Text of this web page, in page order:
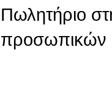
Πωλητήριο
προσωπικών